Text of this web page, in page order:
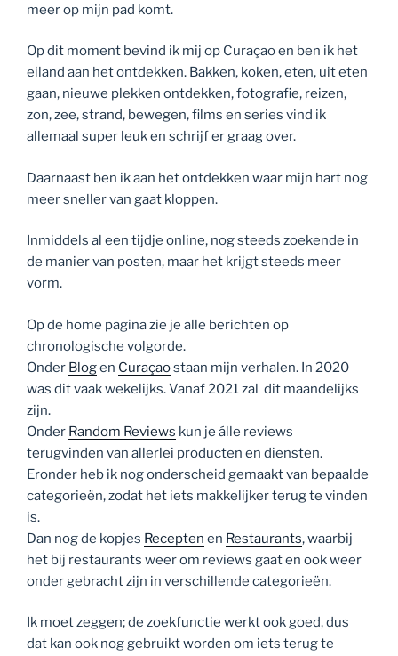
meer op mijn pad komt.
Op dit moment bevind ik mij op Curaçao en ben ik het
eiland aan het ontdekken. Bakken, koken, eten, uit eten
gaan, nieuwe plekken ontdekken, fotografie, reizen,
zon, zee, strand, bewegen, films en series vind ik
allemaal super leuk en schrijf er graag over.
Daarnaast ben ik aan het ontdekken waar mijn hart nog
meer sneller van gaat kloppen.
Inmiddels al een tijdje online, nog steeds zoekende in
de manier van posten, maar het krijgt steeds meer
vorm.
Op de home pagina zie je alle berichten op
chronologische volgorde.
Onder Blogen Curaçaostaan mijn verhalen. In 2020
was dit vaak wekelijks. Vanaf 2021 zal dit maandelijks
zijn.
Onder Random Reviews kun je álle reviews
terugvinden van allerlei producten en diensten.
Eronder heb ik nog onderscheid gemaakt van bepaalde
categorieën, zodat het iets makkelijker terug te vinden
is.
Dan nog de kopjes Recepten en Restaurants, waarbij
het bij restaurants weer om reviews gaat en ook weer
onder gebracht zijn in verschillende categorieën.
Ik moet zeggen; de zoekfunctie werkt ook goed, dus
dat kan ook nog gebruikt worden om iets terug te